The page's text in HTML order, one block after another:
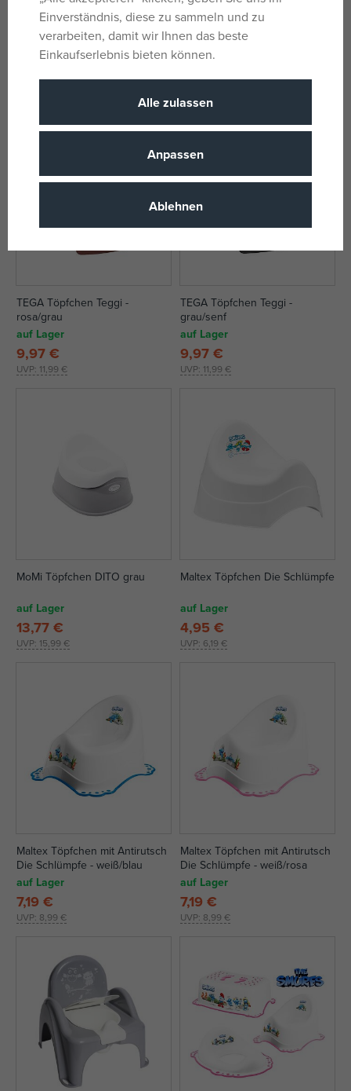
TEGA Töpfchen Teggi -
weiß/rosa
auf Lager
9,97 €
TEGA Töpfchen Teggi -
grau/weiß
auf Lager
9,97 €
TEGA Töpfchen Teggi -
rosa/grau
auf Lager
UVP: 11,99 €
9,97 €
TEGA Töpfchen Teggi -
grau/senf
auf Lager
UVP: 11,99 €
9,97 €
MoMi Töpfchen DITO grau
auf Lager
UVP: 15,99 €
13,77 €
Maltex Töpfchen Die Schlümpfe
auf Lager
UVP: 6,19 €
4,95 €
Maltex Töpfchen mit Antirutsch
Die Schlümpfe - weiß/blau
auf Lager
UVP: 8,99 €
7,19 €
Maltex Töpfchen mit Antirutsch
Die Schlümpfe - weiß/rosa
auf Lager
UVP: 8,99 €
7,19 €
Einverständnis, diese zu sammeln und zu
verarbeiten, damit wir Ihnen das beste
Einkaufserlebnis bieten können.
Alle zulassen
Anpassen
Ablehnen